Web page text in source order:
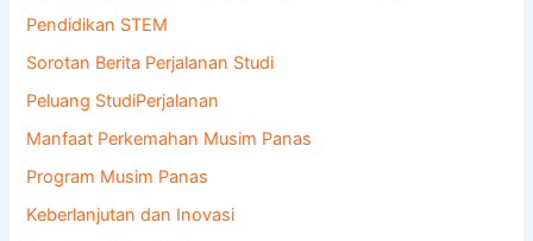
Pendidikan STEM
Sorotan Berita Perjalanan Studi
Peluang StudiPerjalanan
Manfaat Perkemahan Musim Panas
Program Musim Panas
Keberlanjutan dan Inovasi